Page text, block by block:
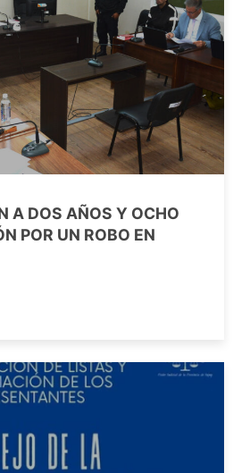
A DOS AÑOS Y OCHO
POR UN ROBO EN